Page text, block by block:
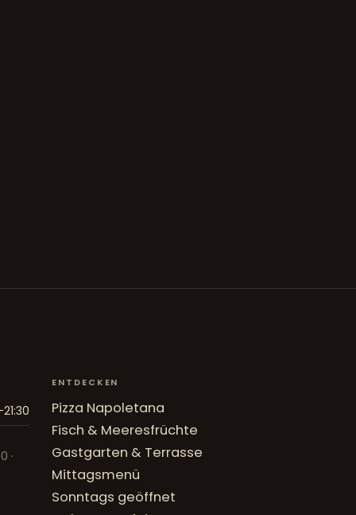
·
ENTDECKEN
Pizza Napoletana
Fisch & Meeresfrüchte
Gastgarten & Terrasse
Mittagsmenü
Sonntags geöffnet